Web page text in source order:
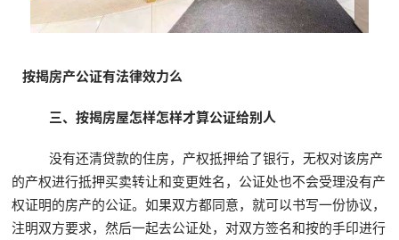
按揭房产公证有法律效力么
三、按揭房屋怎样怎样才算公证给别人
没有还清贷款的住房，产权抵押给了银行，无权对该房产
的产权进行抵押买卖转让和变更姓名，公证处也不会受理没有产
权证明的房产的公证。如果双方都同意，就可以书写一份协议，
注明双方要求，然后一起去公证处，对双方签名和按的手印进行